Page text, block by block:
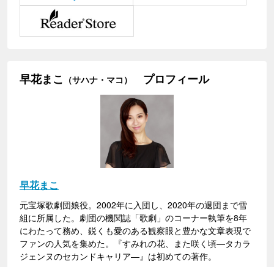
早花まこ （サハナ・マコ） プロフィール
早花まこ
元宝塚歌劇団娘役。2002年に入団し、2020年の退団まで雪
組に所属した。劇団の機関誌「歌劇」のコーナー執筆を8年
にわたって務め、鋭くも愛のある観察眼と豊かな文章表現で
ファンの人気を集めた。『すみれの花、また咲く頃―タカラ
ジェンヌのセカンドキャリア―』は初めての著作。